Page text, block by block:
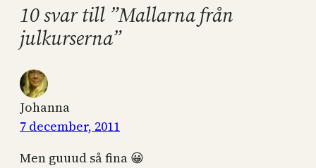
10 svar till ”Mallarna från
julkurserna”
Johanna
7 december, 2011
Men guuud så fina 😀